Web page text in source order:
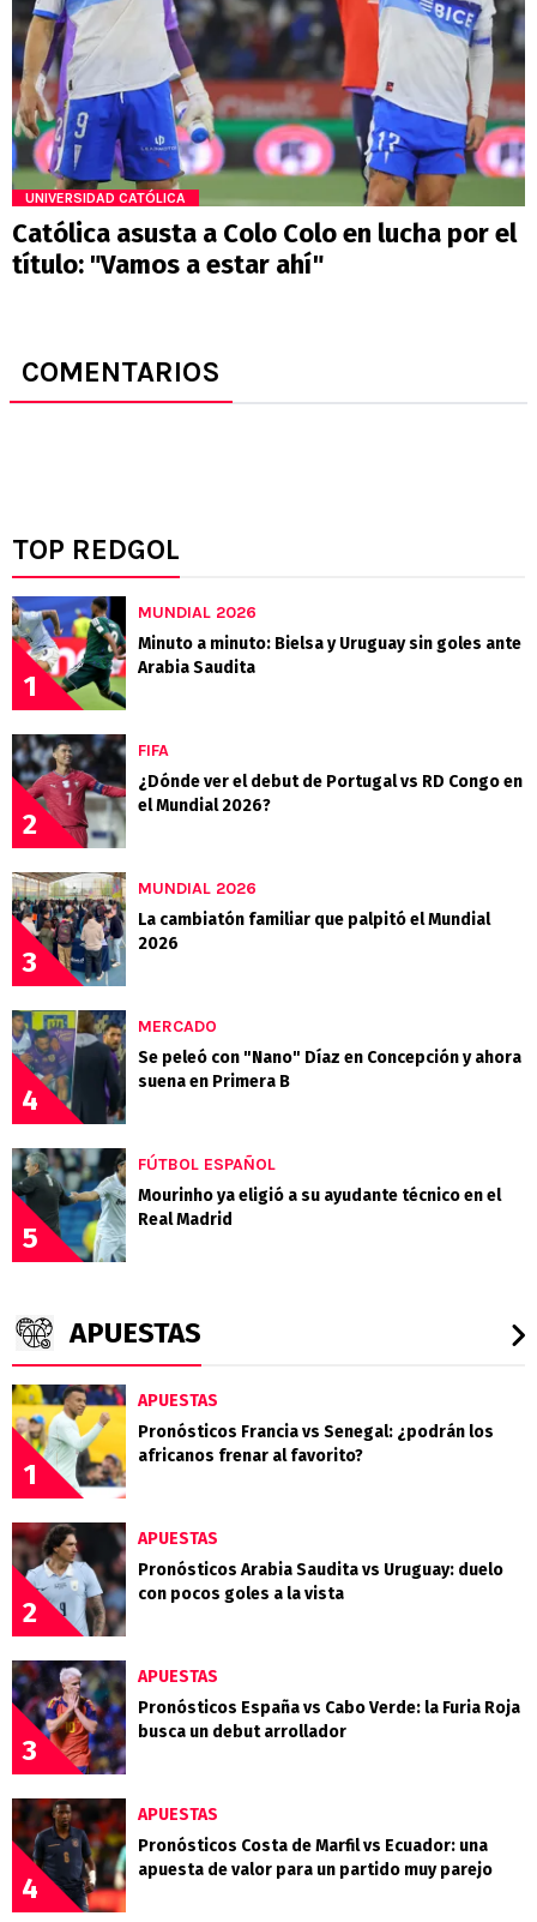
UNIVERSIDAD CATÓLICA
Católica asusta a Colo Colo en lucha por el
título: "Vamos a estar ahí"
COMENTARIOS
TOP REDGOL
1
MUNDIAL 2026
Minuto a minuto: Bielsa y Uruguay sin goles ante
Arabia Saudita
2
FIFA
¿Dónde ver el debut de Portugal vs RD Congo en
el Mundial 2026?
3
MUNDIAL 2026
La cambiatón familiar que palpitó el Mundial
2026
4
MERCADO
Se peleó con "Nano" Díaz en Concepción y ahora
suena en Primera B
5
FÚTBOL ESPAÑOL
Mourinho ya eligió a su ayudante técnico en el
Real Madrid
APUESTAS
1
APUESTAS
Pronósticos Francia vs Senegal: ¿podrán los
africanos frenar al favorito?
2
APUESTAS
Pronósticos Arabia Saudita vs Uruguay: duelo
con pocos goles a la vista
3
APUESTAS
Pronósticos España vs Cabo Verde: la Furia Roja
busca un debut arrollador
4
APUESTAS
Pronósticos Costa de Marfil vs Ecuador: una
apuesta de valor para un partido muy parejo